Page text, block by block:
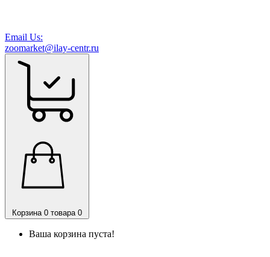
Email Us:
zoomarket@ilay-centr.ru
Корзина 0 товара 0
Ваша корзина пуста!